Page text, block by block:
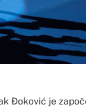
Đoković je